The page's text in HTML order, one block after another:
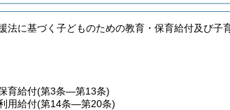
法に基づく子どものための教育・保育給付及び子
育給付(第3条―第13条)
用給付(第14条―第20条)